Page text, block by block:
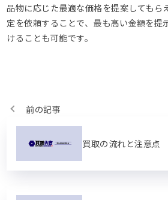
品物に応じた最適な価格を提案してもら
定を依頼することで、最も高い金額を提
けることも可能です。
前の記事
買取の流れと注意点